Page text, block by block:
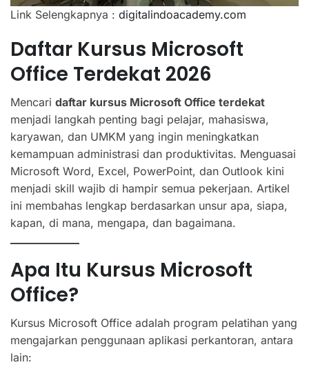
Link Selengkapnya : digitalindoacademy.com
Daftar Kursus Microsoft
Office Terdekat 2026
Mencari daftar kursus Microsoft Office terdekat
menjadi langkah penting bagi pelajar, mahasiswa,
karyawan, dan UMKM yang ingin meningkatkan
kemampuan administrasi dan produktivitas. Menguasai
Microsoft Word, Excel, PowerPoint, dan Outlook kini
menjadi skill wajib di hampir semua pekerjaan. Artikel
ini membahas lengkap berdasarkan unsur apa, siapa,
kapan, di mana, mengapa, dan bagaimana.
Apa Itu Kursus Microsoft
Office?
Kursus Microsoft Office adalah program pelatihan yang
mengajarkan penggunaan aplikasi perkantoran, antara
lain: